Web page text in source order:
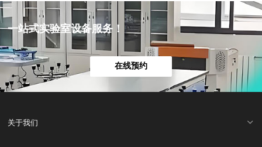
一站式实验室设备服务！
在线预约
关于我们